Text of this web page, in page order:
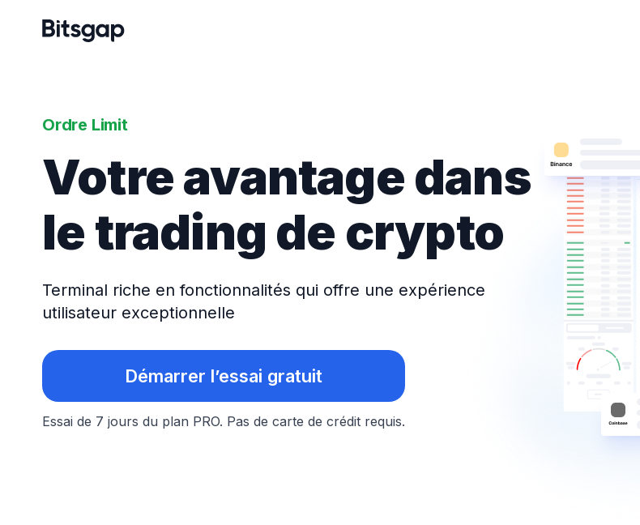
Ordre Limit
Votre avantage dans
le trading de crypto
Terminal riche en fonctionnalités qui offre une expérience
utilisateur exceptionnelle
Démarrer l’essai gratuit
Essai de 7 jours du plan PRO. Pas de carte de crédit requis.